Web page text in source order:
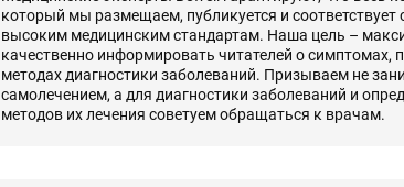
который мы размещаем, публикуется и
высоким медицинским стандартам. Наша цель –
качественно информировать читателей о симптомах,
методах диагностики заболеваний. Призываем не
самолечением, а для диагностики заболеваний и
методов их лечения советуем обращаться к врачам.